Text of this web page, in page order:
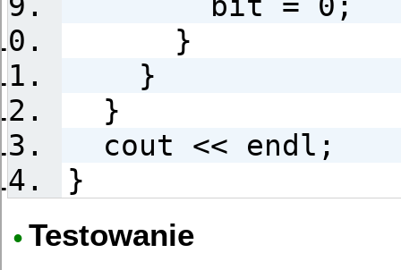
}
}
}
cout << endl;
}
Testowanie